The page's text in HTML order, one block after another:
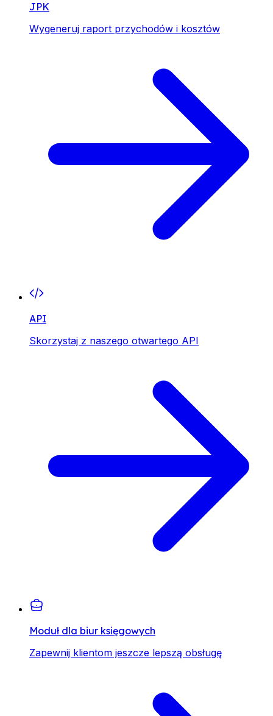
JPK
Wygeneruj raport przychodów i kosztów
API
Skorzystaj z naszego otwartego API
Moduł dla biur księgowych
Zapewnij klientom jeszcze lepszą obsługę